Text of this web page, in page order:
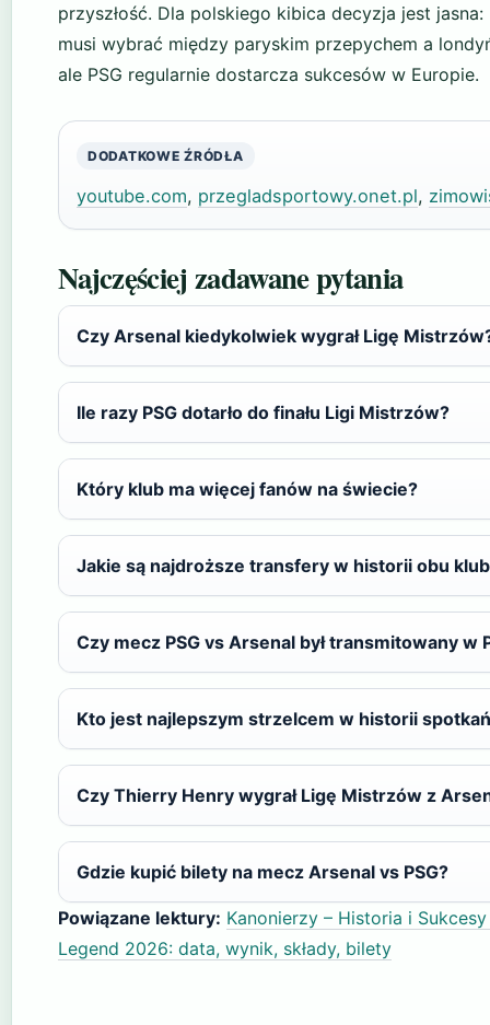
przyszłość. Dla polskiego kibica decyzja jest
musi wybrać między paryskim przepychem a
ale PSG regularnie dostarcza sukcesów w Europie.
DODATKOWE ŹRÓDŁA
youtube.com, przegladsportowy.onet.pl,
Najczęściej zadawane pytania
Czy Arsenal kiedykolwiek wygrał Ligę
Ile razy PSG dotarło do finału Ligi Mistrzów?
Który klub ma więcej fanów na świecie?
Jakie są najdroższe transfery w historii obu
Czy mecz PSG vs Arsenal był transmitowany w
Kto jest najlepszym strzelcem w historii spotkań
Czy Thierry Henry wygrał Ligę Mistrzów z
Gdzie kupić bilety na mecz Arsenal vs PSG?
Powiązane lektury: Kanonierzy – Historia i
Legend 2026: data, wynik, składy, bilety